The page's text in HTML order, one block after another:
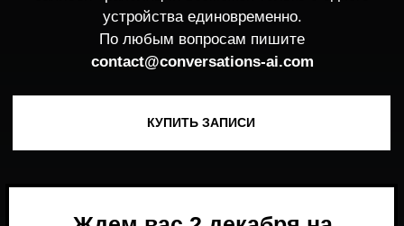
Ждем вас 2 декабря на
Conversations 2026 в Москве
ПОДПИСАТЬСЯ НА НОВОСТИ